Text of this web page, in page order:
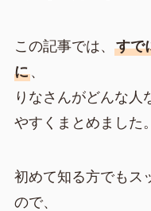
この記事では、 すで
に、
りなさんがどんな人
やすくまとめました。
初めて知る方でもス
ので、